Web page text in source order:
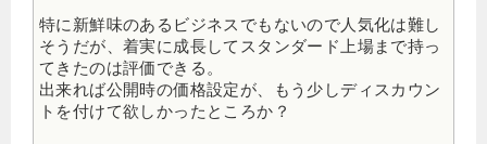
特に新鮮味のあるビジネスでもないので人気化は難し
そうだが、着実に成長してスタンダード上場まで持っ
てきたのは評価できる。
出来れば公開時の価格設定が、もう少しディスカウン
トを付けて欲しかったところか？